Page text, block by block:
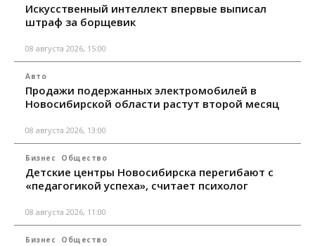
Искусственный интеллект впервые выписал
штраф за борщевик
08 августа 2026, 15:00
Авто
Продажи подержанных электромобилей в
Новосибирской области растут второй месяц
08 августа 2026, 13:00
Бизнес Общество
Детские центры Новосибирска перегибают с
«педагогикой успеха», считает психолог
08 августа 2026, 11:00
Бизнес Общество